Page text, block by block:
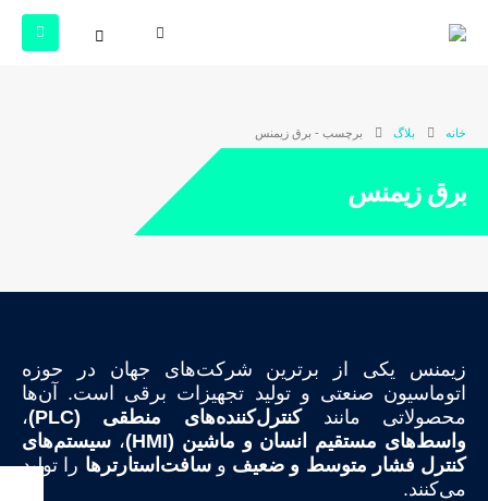
خانه بلاگ برچسب - برق زیمنس
برق زیمنس
زیمنس یکی از برترین شرکت‌های جهان در حوزه
اتوماسیون صنعتی و تولید تجهیزات برقی است. آن‌ها
محصولاتی مانندکنترل‌کننده‌های منطقی (PLC)
،
واسط‌های مستقیم انسان و ماشین (HMI)
، سیستم‌های
کنترل فشار متوسط و ضعیف وسافت‌استارترها را تولید
می‌کنند.